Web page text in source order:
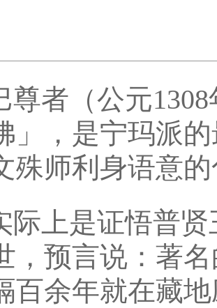
尊者（公元
」，是宁玛派
殊师利身语意
际上是证悟普
，预言说：著
百余年就在藏